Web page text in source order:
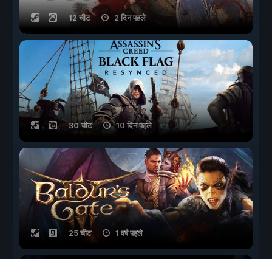
12 चीट 2 दिन पहले
30 चीट 10 दिन पहले
25 चीट 1 वर्ष पहले